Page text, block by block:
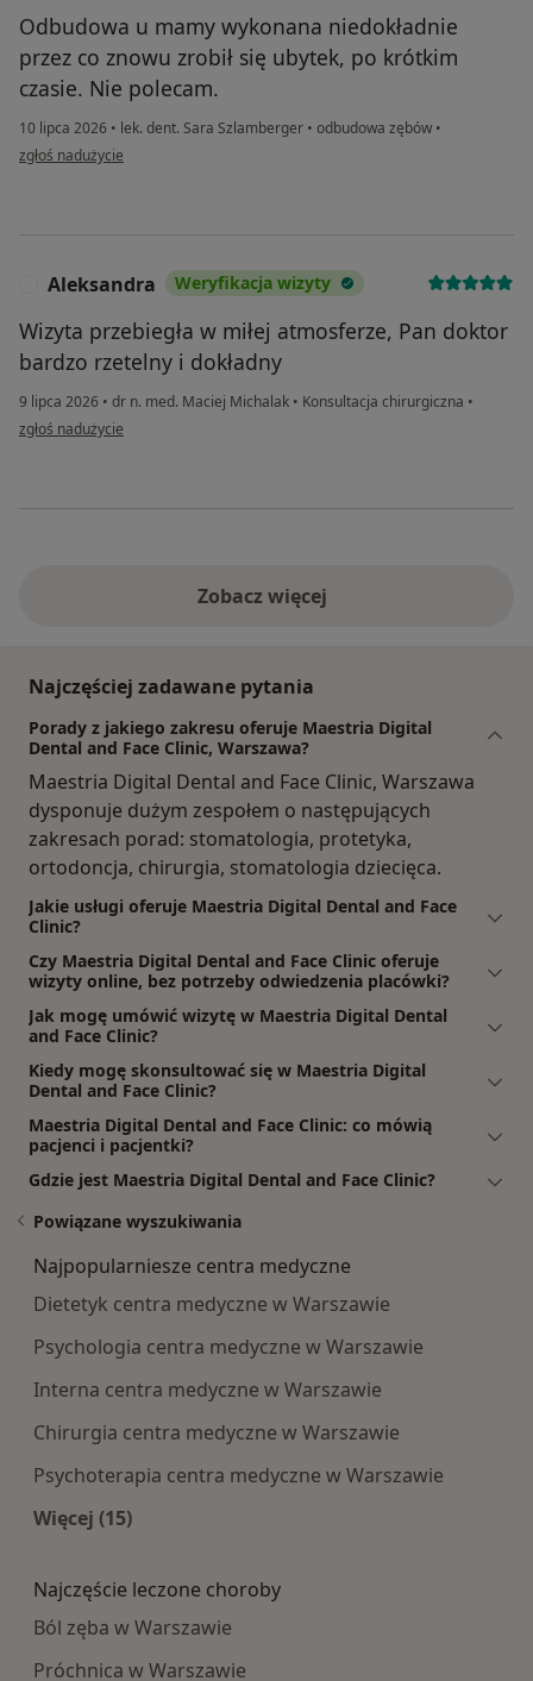
Odbudowa u mamy wykonana niedokładnie
przez co znowu zrobił się ubytek, po krótkim
czasie. Nie polecam.
10 lipca 2026 • lek. dent. Sara Szlamberger • odbudowa zębów •
w opinii użytkownika bk
zgłoś nadużycie
Aleksandra Weryfikacja wizyty
Wizyta przebiegła w miłej atmosferze, Pan doktor
bardzo rzetelny i dokładny
9 lipca 2026 • dr n. med. Maciej Michalak • Konsultacja chirurgiczna •
w opinii użytkownika Aleksandra
zgłoś nadużycie
Zobacz więcej
Najczęściej zadawane pytania
Porady z jakiego zakresu oferuje Maestria Digital
Dental and Face Clinic, Warszawa?
Maestria Digital Dental and Face Clinic, Warszawa
dysponuje dużym zespołem o następujących
zakresach porad: stomatologia, protetyka,
ortodoncja, chirurgia, stomatologia dziecięca.
Jakie usługi oferuje Maestria Digital Dental and Face
Clinic?
Czy Maestria Digital Dental and Face Clinic oferuje
wizyty online, bez potrzeby odwiedzenia placówki?
Jak mogę umówić wizytę w Maestria Digital Dental
and Face Clinic?
Kiedy mogę skonsultować się w Maestria Digital
Dental and Face Clinic?
Maestria Digital Dental and Face Clinic: co mówią
pacjenci i pacjentki?
Gdzie jest Maestria Digital Dental and Face Clinic?
Powiązane wyszukiwania
Najpopularniesze centra medyczne
Dietetyk centra medyczne w Warszawie
Psychologia centra medyczne w Warszawie
Interna centra medyczne w Warszawie
Chirurgia centra medyczne w Warszawie
Psychoterapia centra medyczne w Warszawie
Więcej (15)
Najczęście leczone choroby
Ból zęba w Warszawie
Próchnica w Warszawie